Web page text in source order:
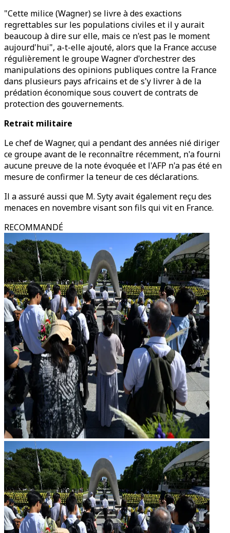
"Cette milice (Wagner) se livre à des exactions
regrettables sur les populations civiles et il y aurait
beaucoup à dire sur elle, mais ce n'est pas le moment
aujourd'hui", a-t-elle ajouté, alors que la France accuse
régulièrement le groupe Wagner d'orchestrer des
manipulations des opinions publiques contre la France
dans plusieurs pays africains et de s'y livrer à de la
prédation économique sous couvert de contrats de
protection des gouvernements.
Retrait militaire
Le chef de Wagner, qui a pendant des années nié diriger
ce groupe avant de le reconnaître récemment, n'a fourni
aucune preuve de la note évoquée et l'AFP n'a pas été en
mesure de confirmer la teneur de ces déclarations.
Il a assuré aussi que M. Syty avait également reçu des
menaces en novembre visant son fils qui vit en France.
RECOMMANDÉ